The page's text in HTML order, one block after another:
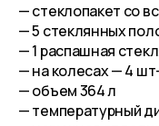
— стеклопакет со
— 5 стеклянных
— 1 распашная
— на колесах — 4
— объем 364 л
— температурный